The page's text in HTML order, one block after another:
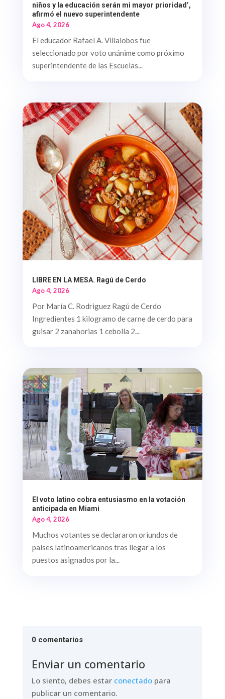
niños y la educación serán mi mayor prioridad’,
afirmó el nuevo superintendente
Ago 4, 2026
El educador Rafael A. Villalobos fue
seleccionado por voto unánime como próximo
superintendente de las Escuelas...
LIBRE EN LA MESA. Ragú de Cerdo
Ago 4, 2026
Por María C. Rodriguez Ragú de Cerdo
Ingredientes 1 kilogramo de carne de cerdo para
guisar 2 zanahorias 1 cebolla 2...
El voto latino cobra entusiasmo en la votación
anticipada en Miami
Ago 4, 2026
Muchos votantes se declararon oriundos de
países latinoamericanos tras llegar a los
puestos asignados por la...
0 comentarios
Enviar un comentario
Lo siento, debes estar conectadopara
publicar un comentario.